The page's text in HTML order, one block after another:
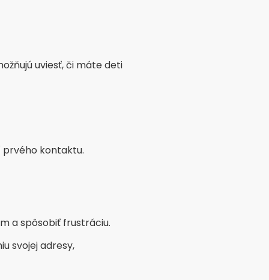
prostredí.
alebo slobodných
s kultúrnym a
kompatibilite.